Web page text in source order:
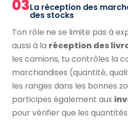
03La réception des
des stocks
Ton rôle ne se limite pas à
aussi à la réception des
les camions, tu contrôles la
marchandises (quantité,
les ranges dans les bonnes
participes également aux
pour vérifier que les